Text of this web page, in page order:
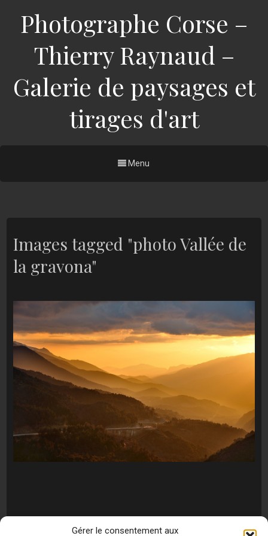
Gérer le consentement aux
Photographe Corse –
Thierry Raynaud –
Galerie de paysages et
tirages d'art
Menu
Images tagged "photo Vallée de
la gravona"